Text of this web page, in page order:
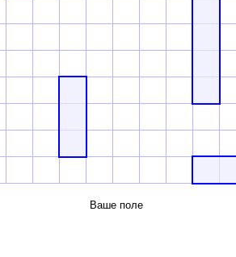
Ваше поле